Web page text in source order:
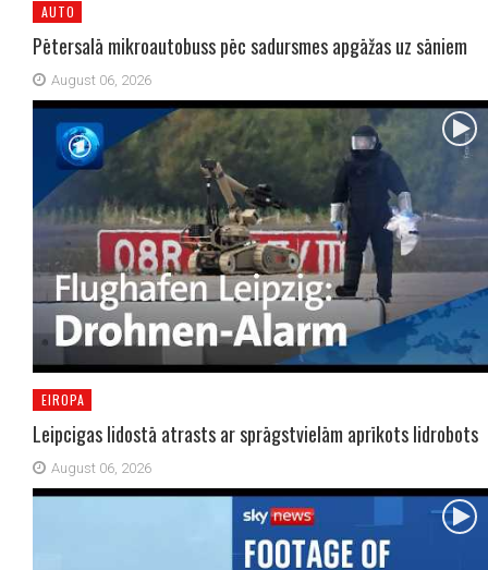
AUTO
Pētersalā mikroautobuss pēc sadursmes apgāžas uz sāniem
August 06, 2026
EIROPA
Leipcigas lidostā atrasts ar sprāgstvielām aprīkots lidrobots
August 06, 2026